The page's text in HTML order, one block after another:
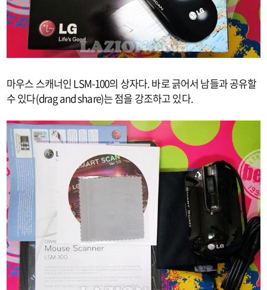
마우스 스캐너인 LSM-100의 상자다. 바로 긁어서 남들과 공유할
수 있다(drag and share)는 점을 강조하고 있다.